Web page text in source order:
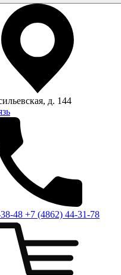
д. 144
48 +7 (4862) 44-31-78